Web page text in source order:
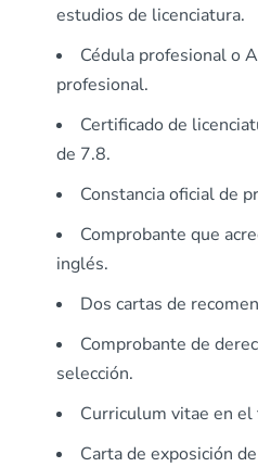
estudios de licenciatura.
Cédula profesional o
profesional.
Certificado de
de 7.8.
Constancia oficial de
Comprobante que
inglés.
Dos cartas de
Comprobante de
selección.
Curriculum vitae en
Carta de exposición